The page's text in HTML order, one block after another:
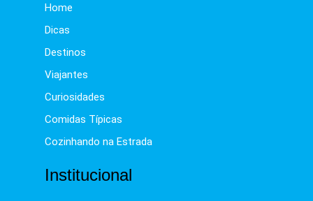
Home
Dicas
Destinos
Viajantes
Curiosidades
Comidas Típicas
Cozinhando na Estrada
Institucional